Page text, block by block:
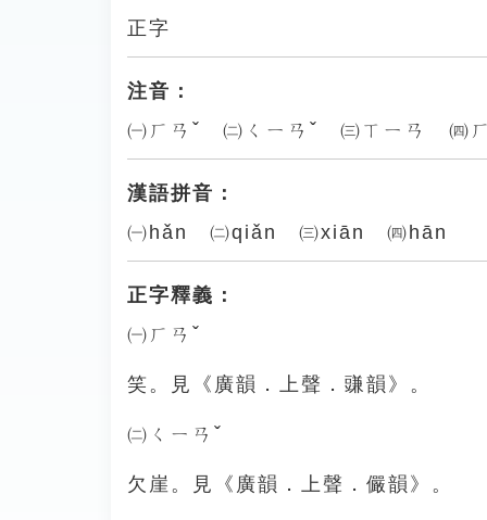
正字
注音：
㈠ㄏㄢˇ ㈡ㄑㄧㄢˇ ㈢ㄒㄧㄢ ㈣
漢語拼音：
㈠hǎn ㈡qiǎn ㈢xiān ㈣hān
正字釋義：
㈠ㄏㄢˇ
笑。見《廣韻．上聲．豏韻》。
㈡ㄑㄧㄢˇ
欠崖。見《廣韻．上聲．儼韻》。